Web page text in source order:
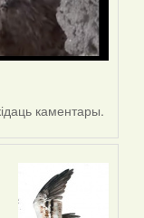
каментары.